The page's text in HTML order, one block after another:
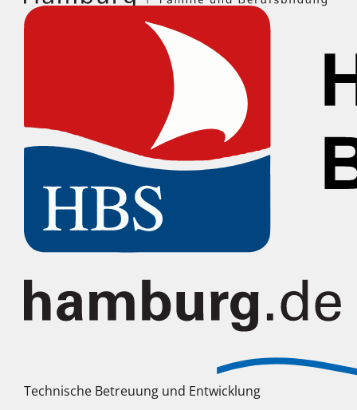
Technische Betreuung und Entwicklung